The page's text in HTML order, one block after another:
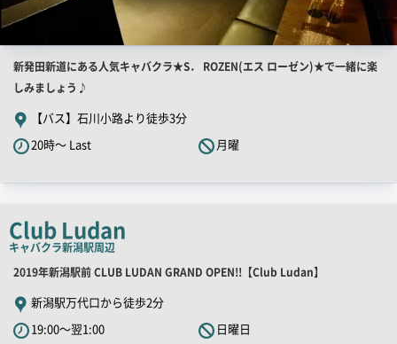
店
舗
PR
キ
ャ
ピ
ー
新発田新道にある人気キャバクラ★S． ROZEN(エス ローゼン)★で一緒に楽
しみましょう♪
【バス】石川小路より徒歩3分
20時～ Last
月曜
Club Ludan
キャバクラ新潟駅周辺
店
舗
PR
キ
2019年新潟駅前 CLUB LUDAN GRAND OPEN!!【Club Ludan】
新潟駅万代口から徒歩2分
19:00～翌1:00
日曜日